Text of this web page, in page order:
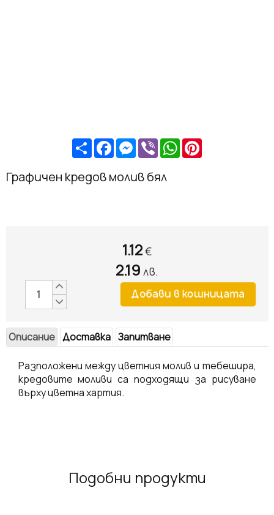
ShareFacebook
Messenger
ViberWhatsApp
Графичен кредов молив бял
1.12€
2.19 лв.
Описание Доставка Запитване
Разположени между цветния молив и тебешира,
кредовите моливи са подходящи за рисуване
върху цветна хартия.
Подобни продукти